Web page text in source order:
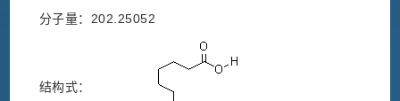
分子量：202.25052
结构式：